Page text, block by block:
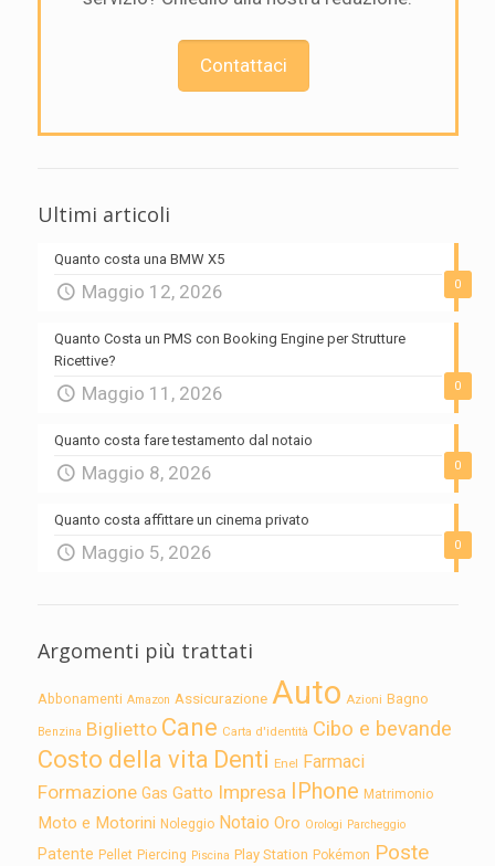
Contattaci
Ultimi articoli
0
Quanto costa una BMW X5
Maggio 12, 2026
0
Quanto Costa un PMS con Booking Engine per Strutture
Ricettive?
Maggio 11, 2026
0
Quanto costa fare testamento dal notaio
Maggio 8, 2026
0
Quanto costa affittare un cinema privato
Maggio 5, 2026
Argomenti più trattati
Abbonamenti Amazon Assicurazione Auto Azioni Bagno
Benzina Biglietto Cane Carta d'identità Cibo e bevande
Costo della vita Denti Enel Farmaci
Formazione Gas Gatto Impresa IPhone Matrimonio
Moto e Motorini Noleggio Notaio Oro Orologi Parcheggio
Patente Pellet Piercing Piscina Play Station Pokémon Poste